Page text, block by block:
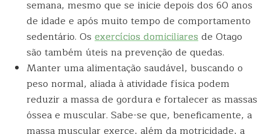
semana, mesmo que se inicie depois dos 60 anos
de idade e após muito tempo de comportamento
sedentário. Os exercícios domiciliaresde Otago
são também úteis na prevenção de quedas.
Manter uma alimentação saudável, buscando o
peso normal, aliada à atividade física podem
reduzir a massa de gordura e fortalecer as massas
óssea e muscular. Sabe-se que, beneficamente, a